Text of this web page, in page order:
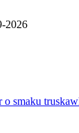
2026
smaku